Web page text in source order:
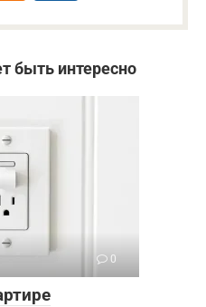
быть интересно
0